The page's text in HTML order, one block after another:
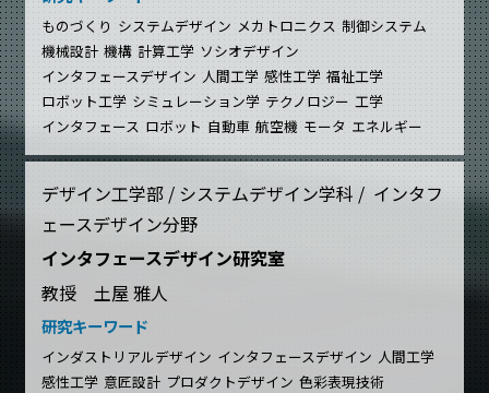
ものづくり システムデザイン メカトロニクス 制御システム
機械設計 機構 計算工学 ソシオデザイン
インタフェースデザイン 人間工学 感性工学 福祉工学
ロボット工学 シミュレーション学 テクノロジー 工学
インタフェース ロボット 自動車 航空機 モータ エネルギー
デザイン工学部 / システムデザイン学科 / インタフ
ェースデザイン分野
インタフェースデザイン研究室
教授 土屋 雅人
研究キーワード
インダストリアルデザイン インタフェースデザイン 人間工学
感性工学 意匠設計 プロダクトデザイン 色彩表現技術